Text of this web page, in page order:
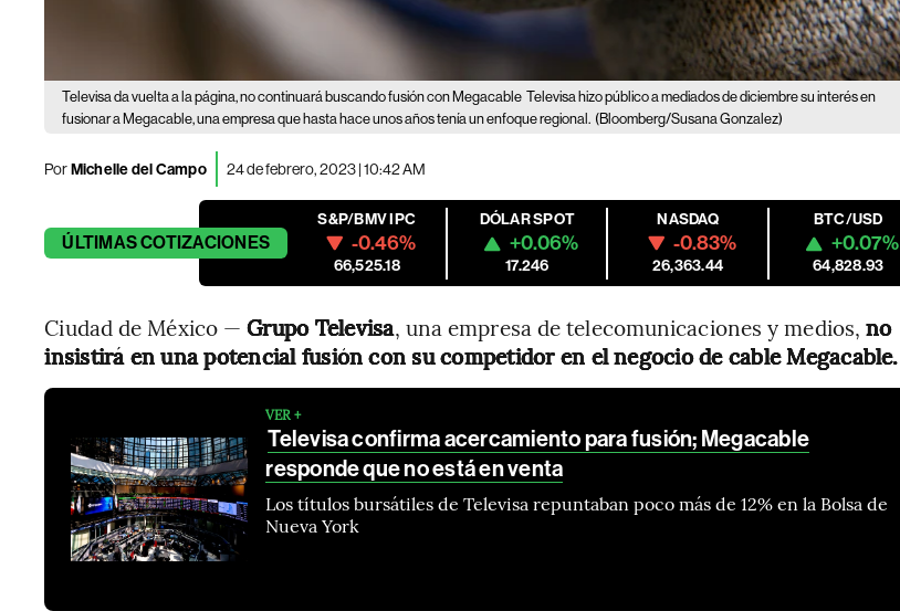
Televisa da vuelta a la página, no continuará buscando fusión con Megacable Televisa hizo público a mediados de diciembre su interés en
fusionar a Megacable, una empresa que hasta hace unos años tenía un enfoque regional. (Bloomberg/Susana Gonzalez)
PorMichelle del Campo 24 de febrero, 2023 | 10:42 AM
ÚLTIMASCOTIZACIONES
S&P/BMV IPC
-0.46%
66,525.18
DÓLAR SPOT
+0.06%
17.246
NASDAQ
-0.83%
26,363.44
BTC/USD
+0.07%
64,828.93
Ciudad de México —Grupo Televisa, una empresa de telecomunicaciones y medios,no
insistirá en una potencial fusión con su competidor en el negocio de cable Megacable.
VER +
Televisa confirma acercamiento para fusión; Megacable
responde que no está en venta
Los títulos bursátiles de Televisa repuntaban poco más de 12% en la Bolsa de
Nueva York